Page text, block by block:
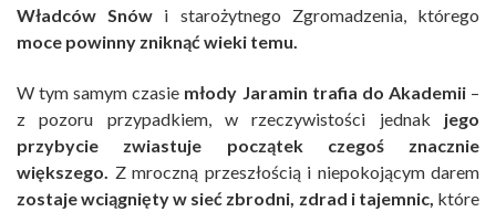
Władców Snów i starożytnego Zgromadzenia, którego
moce powinny zniknąć wieki temu.
W tym samym czasie młody Jaramin trafia do Akademii–
z pozoru przypadkiem, w rzeczywistości jednak jego
przybycie zwiastuje początek czegoś znacznie
większego.
Z mroczną przeszłością i niepokojącym darem
zostaje wciągnięty w sieć zbrodni, zdrad i tajemnic, które